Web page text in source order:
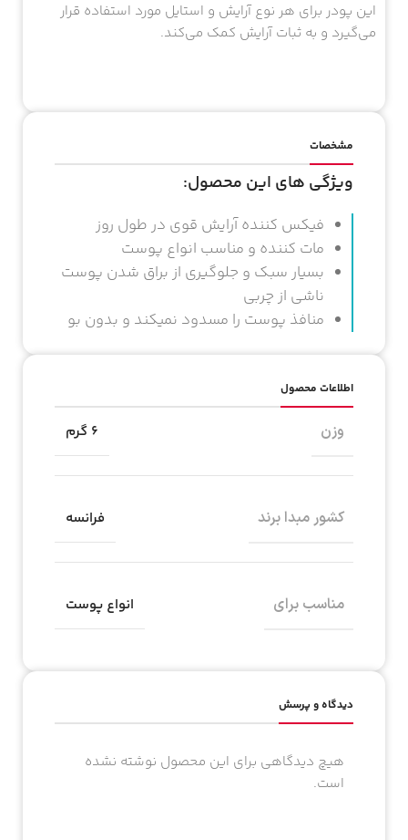
این پودر برای هر نوع آرایش و استایل مورد استفاده قرار
می‌گیرد و به ثبات آرایش کمک می‌کند.
مشخصات
ویژگی های این محصول:
فیکس کننده آرایش قوی در طول روز
مات کننده و مناسب انواع پوست
بسیار سبک و جلوگیری از براق شدن پوست
ناشی از چربی
منافذ پوست را مسدود نمیکند و بدون بو
اطلاعات محصول
وزن 6 گرم
کشور مبدا برند فرانسه
مناسب برای انواع پوست
دیدگاه و پرسش
هیچ دیدگاهی برای این محصول نوشته نشده
است.